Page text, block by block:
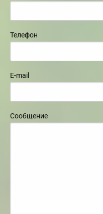
Телефон
E-mail
Сообщение